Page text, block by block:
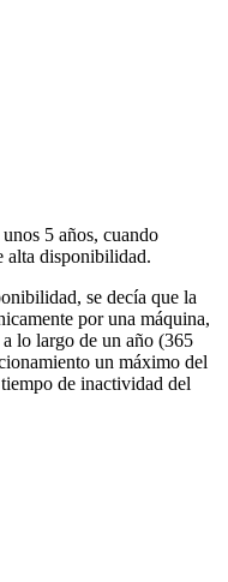
5 años, cuando
alta disponibilidad.
se decía que la
por una máquina,
lo largo de un año (365
un máximo del
de inactividad del